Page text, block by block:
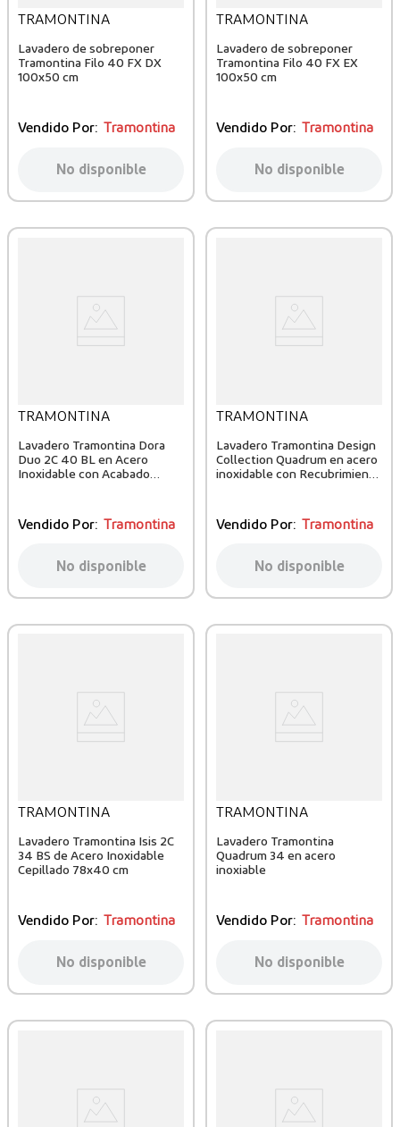
TRAMONTINA
Lavadero de sobreponer
Tramontina Filo 40 FX DX
100x50 cm
Vendido Por: Tramontina
No disponible
TRAMONTINA
Lavadero de sobreponer
Tramontina Filo 40 FX EX
100x50 cm
Vendido Por: Tramontina
No disponible
TRAMONTINA
Lavadero Tramontina Dora
Duo 2C 40 BL en Acero
Inoxidable con Acabado
Vendido Por: Tramontina
No disponible
TRAMONTINA
Lavadero Tramontina Design
Collection Quadrum en acero
inoxidable con Recubrimiento
Vendido Por: Tramontina
No disponible
TRAMONTINA
Lavadero Tramontina Isis 2C
34 BS de Acero Inoxidable
Cepillado 78x40 cm
Vendido Por: Tramontina
No disponible
TRAMONTINA
Lavadero Tramontina
Quadrum 34 en acero
inoxiable
Vendido Por: Tramontina
No disponible